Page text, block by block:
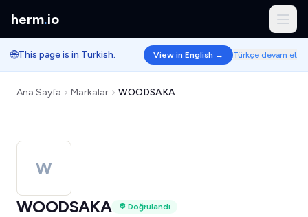
herm.io
🌐This page is in Turkish. View in English → Türkçe devam et
Ana Sayfa Markalar WOODSAKA
W
WOODSAKA
Doğrulandı